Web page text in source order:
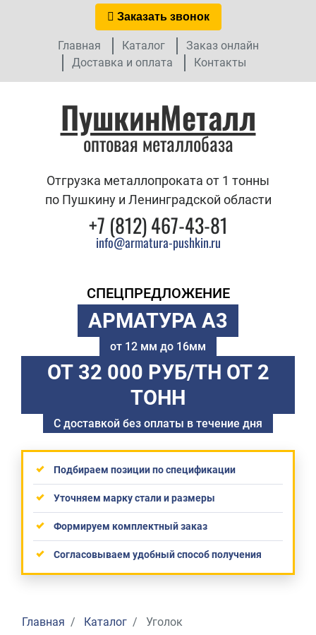
Заказать звонок
Главная Каталог
Заказ онлайн
Доставка и оплата
Контакты
ПушкинМеталл
оптовая металлобаза
Отгрузка металлопроката от 1 тонны
по Пушкину и Ленинградской области
+7 (812) 467-43-81
info@armatura-pushkin.ru
СПЕЦПРЕДЛОЖЕНИЕ
АРМАТУРА А3
от 12 мм до 16мм
ОТ 32 000 РУБ/ТН ОТ 2
ТОНН
С доставкой без оплаты в течение дня
Подбираем позиции по спецификации
Уточняем марку стали и размеры
Формируем комплектный заказ
Согласовываем удобный способ получения
Главная Каталог Уголок